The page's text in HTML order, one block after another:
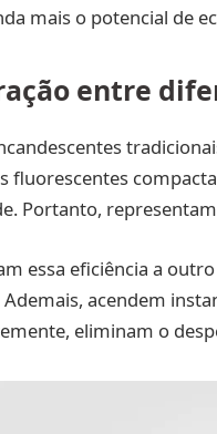
mais o potencial de
entre
fluorescentes
Portanto,
essa eficiência a
acendem
eliminam o